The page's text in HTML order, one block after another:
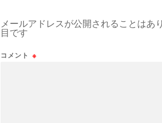
メールアドレスが公開されることはあ
目です
コメント ※